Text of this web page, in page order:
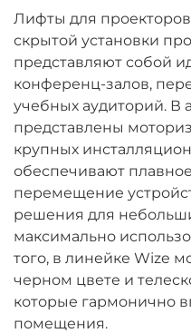
Лифты для
скрытой установки
представляют собой
конференц-залов,
учебных аудиторий. В
представлены
крупных
обеспечивают
перемещение
решения для
максимально
того, в линейке Wize
черном цвете и
которые гармонично
помещения.